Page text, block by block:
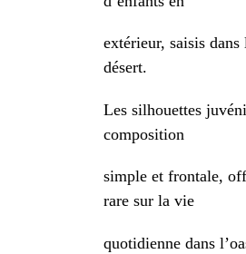
extérieur, saisis
désert.
Les silhouettes
composition
simple et frontale,
rare sur la vie
quotidienne dans